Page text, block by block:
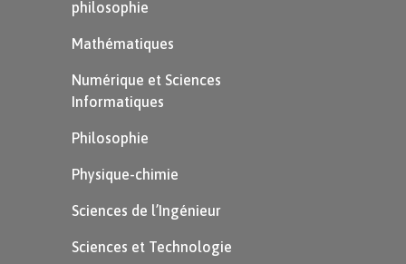
philosophie
Mathématiques
Numérique et Sciences
Informatiques
Philosophie
Physique-chimie
Sciences de l’Ingénieur
Sciences et Technologie